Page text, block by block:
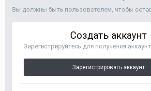
Вы должны быть пользователем, чтобы
Создать аккаунт
Зарегистрируйтесь для получения
Зарегистрировать аккаунт